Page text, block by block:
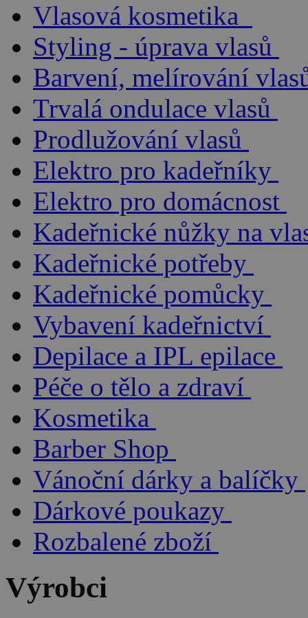
Vlasová kosmetika
Styling - úprava vlasů
Barvení, melírování
Trvalá ondulace vlasů
Prodlužování vlasů
Elektro pro kadeřníky
Elektro pro domácnost
Kadeřnické nůžky na
Kadeřnické potřeby
Kadeřnické pomůcky
Vybavení kadeřnictví
Depilace a IPL epilace
Péče o tělo a zdraví
Kosmetika
Barber Shop
Vánoční dárky a balíčky
Dárkové poukazy
Rozbalené zboží
Výrobci